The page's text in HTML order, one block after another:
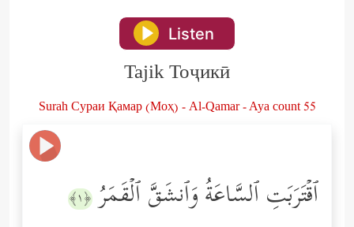
Listen
Tajik Тоҷикӣ
Surah Сураи Қамар (Моҳ) - Al-Qamar - Aya count 55
ٱقۡتَرَبَتِ ٱلسَّاعَةُ وَٱنشَقَّ ٱلۡقَمَرُ ﴿١﴾